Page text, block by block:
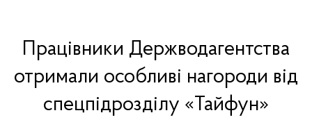
Працівники Держводагентства
отримали особливі нагороди від
спецпідрозділу «Тайфун»